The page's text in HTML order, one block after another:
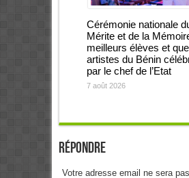
Cérémonie nationale
Mérite et de la
meilleurs élèves et
artistes du Bénin
par le chef de l’Etat
7 août 2026
Répondre
Votre adresse email ne sera